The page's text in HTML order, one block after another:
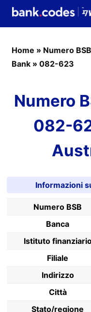
Home » Numero BSB
Bank » 082-623
Numero
082-
Informazioni
Numero BSB
Banca
Istituto
Filiale
Indirizzo
Città
Stato/regione